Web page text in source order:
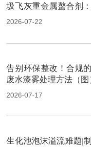
圾飞灰重金属螯合剂
头实现固液双达标（图
2026-07-22
告别环保整改！合规
废水漆雾处理方法（图
2026-07-17
生化池泡沫溢流难题|